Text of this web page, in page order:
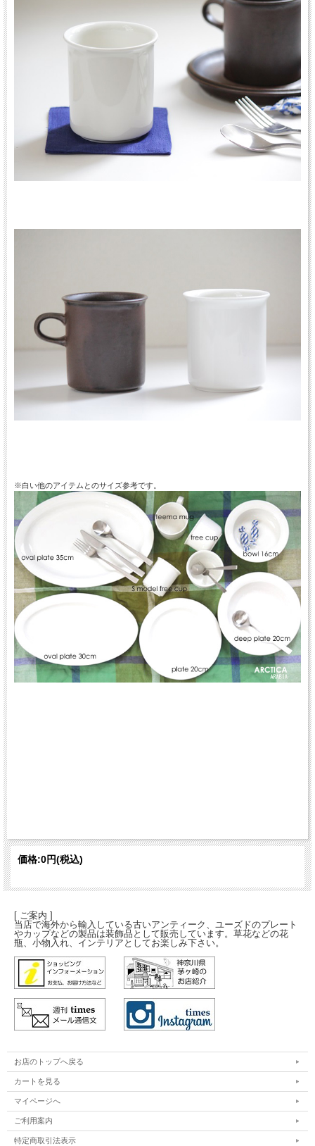
※白い他のアイテムとのサイズ参考です。
価格:0円(税込)
[ ご案内 ]
当店で海外から輸入している古いアンティーク、ユーズドのプレート
やカップなどの製品は装飾品として販売しています。草花などの花
瓶、小物入れ、インテリアとしてお楽しみ下さい。
お店のトップへ戻る
カートを見る
マイページへ
ご利用案内
特定商取引法表示